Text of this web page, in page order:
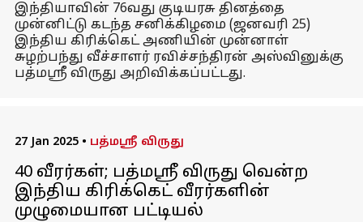
இந்தியாவின் 76வது குடியரசு தினத்தை
முன்னிட்டு கடந்த சனிக்கிழமை (ஜனவரி 25)
இந்திய கிரிக்கெட் அணியின் முன்னாள்
சுழற்பந்து வீச்சாளர் ரவிச்சந்திரன் அஸ்வினுக்கு
பத்மஸ்ரீ விருது அறிவிக்கப்பட்டது.
27 Jan 2025 • பத்மஸ்ரீ விருது
40 வீரர்கள்; பத்மஸ்ரீ விருது வென்ற
இந்திய கிரிக்கெட் வீரர்களின்
முழுமையான பட்டியல்